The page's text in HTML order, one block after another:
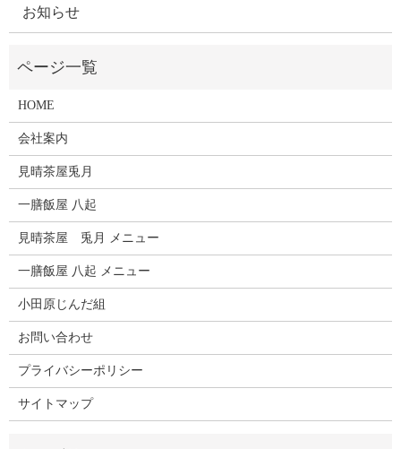
お知らせ
HOME
会社案内
見晴茶屋兎月
一膳飯屋 八起
見晴茶屋 兎月 メニュー
一膳飯屋 八起 メニュー
小田原じんだ組
お問い合わせ
プライバシーポリシー
サイトマップ